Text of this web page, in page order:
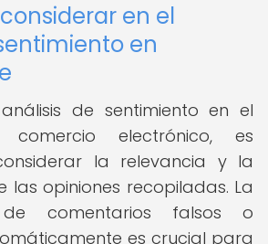
en el
en
de sentimiento en el
electrónico, es
la relevancia y la
las opiniones recopiladas. La
de comentarios falsos o
es crucial para